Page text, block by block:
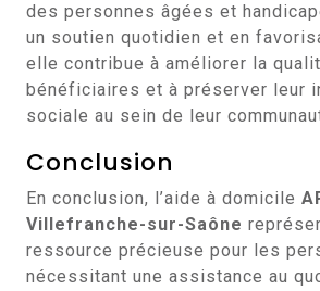
des personnes âgées et
un soutien quotidien et en
elle contribue à améliorer la
bénéficiaires et à préserver leur
sociale au sein de leur
Conclusion
En conclusion, l’aide à domicile
Villefranche-sur-Saône
ressource précieuse pour les
nécessitant une assistance au